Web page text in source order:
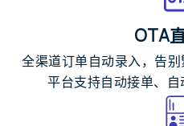
OTA
全渠道订单自动录入，告
平台支持自动接单、